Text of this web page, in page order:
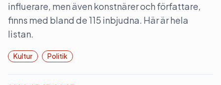
influerare, men även konstnärer och författare,
finns med bland de 115 inbjudna. Här är hela
listan.
Kultur Politik